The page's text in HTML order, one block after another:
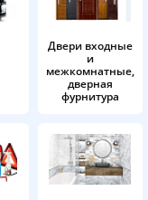
Двери входные
и
межкомнатные,
дверная
фурнитура
Остались вопросы?
8 800 302-02-51
plait.ru